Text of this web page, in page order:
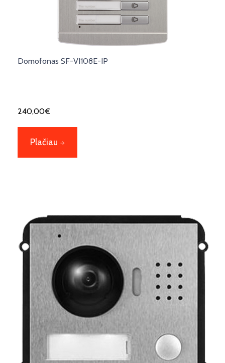
Domofonas SF-VI108E-IP
240,00€
Plačiau